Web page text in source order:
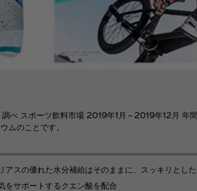
べ スポーツ飲料市場 2019年1月～2019年12月 年
ムのことです。
アスの優れた水分補給はそのままに、スッキリとし
をサポートするクエン酸を配合